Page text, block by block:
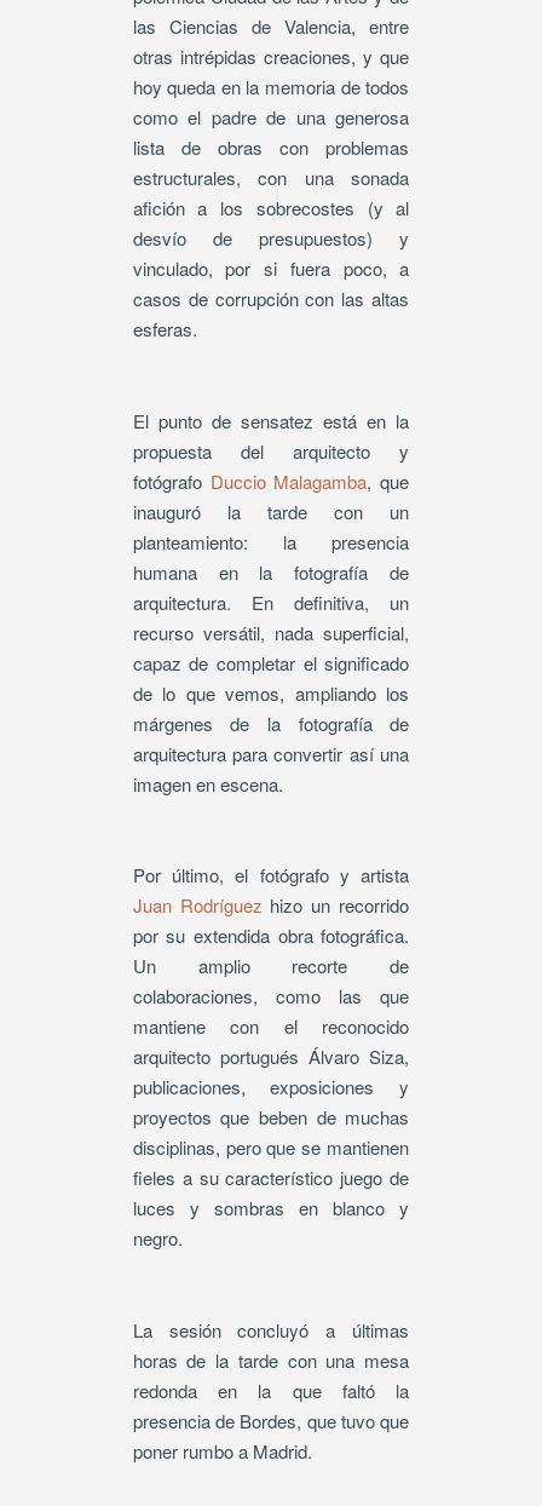
las Ciencias de Valencia, entre
otras intrépidas creaciones, y que
hoy queda en la memoria de todos
como el padre de una generosa
lista de obras con problemas
estructurales, con una sonada
afición a los sobrecostes (y al
desvío de presupuestos) y
vinculado, por si fuera poco, a
casos de corrupción con las altas
esferas.
El punto de sensatez está en la
propuesta del arquitecto y
fotógrafo Duccio Malagamba, que
inauguró la tarde con un
planteamiento: la presencia
humana en la fotografía de
arquitectura. En definitiva, un
recurso versátil, nada superficial,
capaz de completar el significado
de lo que vemos, ampliando los
márgenes de la fotografía de
arquitectura para convertir así una
imagen en escena.
Por último, el fotógrafo y artista
Juan Rodríguez hizo un recorrido
por su extendida obra fotográfica.
Un amplio recorte de
colaboraciones, como las que
mantiene con el reconocido
arquitecto portugués Álvaro Siza,
publicaciones, exposiciones y
proyectos que beben de muchas
disciplinas, pero que se mantienen
fieles a su característico juego de
luces y sombras en blanco y
negro.
La sesión concluyó a últimas
horas de la tarde con una mesa
redonda en la que faltó la
presencia de Bordes, que tuvo que
poner rumbo a Madrid.